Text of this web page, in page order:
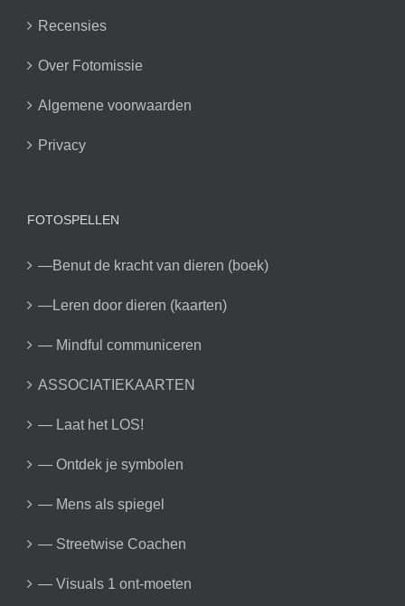
Recensies
Over Fotomissie
Algemene voorwaarden
Privacy
FOTOSPELLEN
—Benut de kracht van dieren (boek)
—Leren door dieren (kaarten)
— Mindful communiceren
ASSOCIATIEKAARTEN
— Laat het LOS!
— Ontdek je symbolen
— Mens als spiegel
— Streetwise Coachen
— Visuals 1 ont-moeten